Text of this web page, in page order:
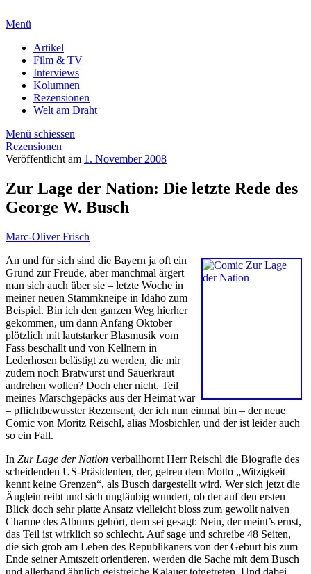
Menü
Artikel
Film & TV
Interviews
Kolumnen
Rezensionen
Welt am Draht
Menü schiessen
Rezensionen
Veröffentlicht am 1. November 2008
Zur Lage der Nation: Die letzte Rede des
George W. Busch
Marc-Oliver Frisch
An und für sich sind die Bayern ja oft ein
Grund zur Freude, aber manchmal ärgert
man sich auch über sie – letzte Woche in
meiner neuen Stammkneipe in Idaho zum
Beispiel. Bin ich den ganzen Weg hierher
gekommen, um dann Anfang Oktober
plötzlich mit lautstarker Blasmusik vom
Fass beschallt und von Kellnern in
Lederhosen belästigt zu werden, die mir
zudem noch Bratwurst und Sauerkraut
andrehen wollen? Doch eher nicht. Teil
meines Marschgepäcks aus der Heimat war
– pflichtbewusster Rezensent, der ich nun einmal bin – der neue
Comic von Moritz Reischl, alias Mosbichler, und der ist leider auch
so ein Fall.
In Zur Lage der Nation verballhornt Herr Reischl die Biografie des
scheidenden US-Präsidenten, der, getreu dem Motto „Witzigkeit
kennt keine Grenzen“, als Busch dargestellt wird. Wer sich jetzt die
Äuglein reibt und sich ungläubig wundert, ob der auf den ersten
Blick doch sehr platte Ansatz vielleicht bloss zum gewollt naiven
Charme des Albums gehört, dem sei gesagt: Nein, der meint’s ernst,
das Teil ist wirklich so schlecht. Auf sage und schreibe 48 Seiten,
die sich grob am Leben des Republikaners von der Geburt bis zum
Ende seiner Amtszeit orientieren, werden die Sache mit dem Busch
und allerhand ähnlich geistreiche Kalauer totgetreten. Und dabei